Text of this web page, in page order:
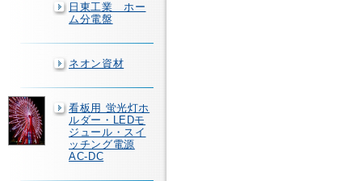
日東工業 ホー
ム分電盤
ネオン資材
看板用 蛍光灯ホ
ルダー・LEDモ
ジュール・スイ
ッチング電源
AC-DC